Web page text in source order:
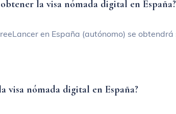
la visa nómada digital en España?
en España (autónomo) se
visa nómada digital en España?